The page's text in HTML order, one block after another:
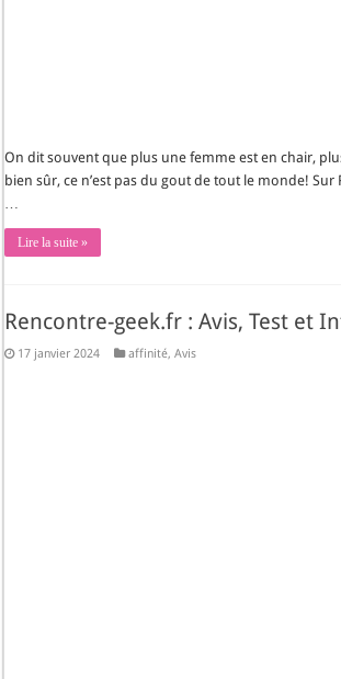
On dit souvent que plus une femme est en chair,
bien sûr, ce n’est pas du gout de tout le monde!
Lire la suite »
Rencontre-geek.fr : Avis, Test et
17 janvier 2024 affinité,Avis